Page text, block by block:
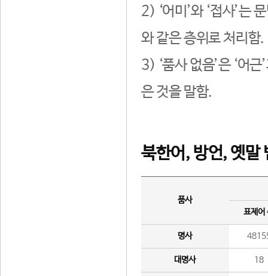
2) ‘어미’와 ‘접사’는
와 같은 층위로 처리함.
3) ‘품사 없음’은 ‘어
은 것을 말함.
북한어, 방언, 옛말
품사
표제어
명사
대명사 18